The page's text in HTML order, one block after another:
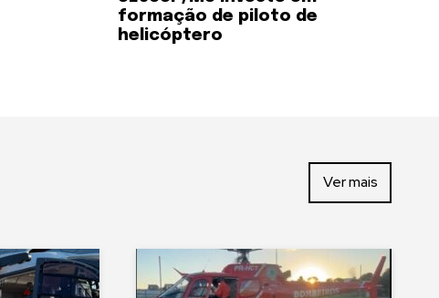
formação de piloto de
helicóptero
Ver mais